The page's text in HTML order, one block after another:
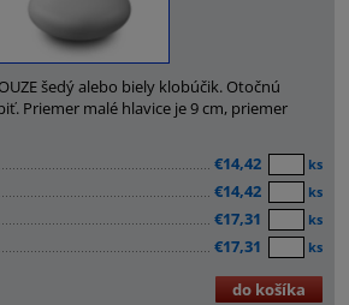
šedý alebo biely klobúčik. Otočnú
Priemer malé hlavice je 9 cm, priemer
€14,42 ks
€14,42 ks
€17,31 ks
€17,31 ks
do košíka